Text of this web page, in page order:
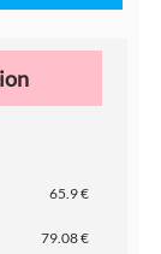
65.9 €
79.08 €